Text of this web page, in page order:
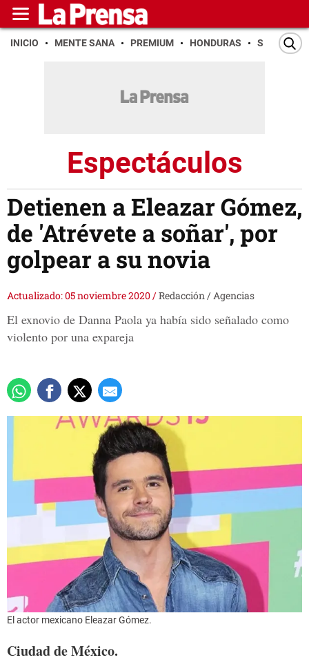
INICIO MENTE SANA PREMIUM HONDURAS SAN PEDRO
Espectáculos
Detienen a Eleazar Gómez,
de 'Atrévete a soñar', por
golpear a su novia
Actualizado: 05 noviembre 2020/Redacción / Agencias
El exnovio de Danna Paola ya había sido señalado como
violento por una expareja
El actor mexicano Eleazar Gómez.
Ciudad de México.